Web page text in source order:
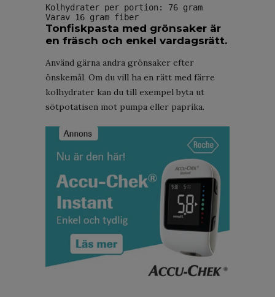
Kolhydrater per portion: 76 gram
Varav 16 gram fiber
Tonfiskpasta med grönsaker är
en fräsch och enkel vardagsrätt.
Använd gärna andra grönsaker efter
önskemål. Om du vill ha en rätt med färre
kolhydrater kan du till exempel byta ut
sötpotatisen mot pumpa eller paprika.